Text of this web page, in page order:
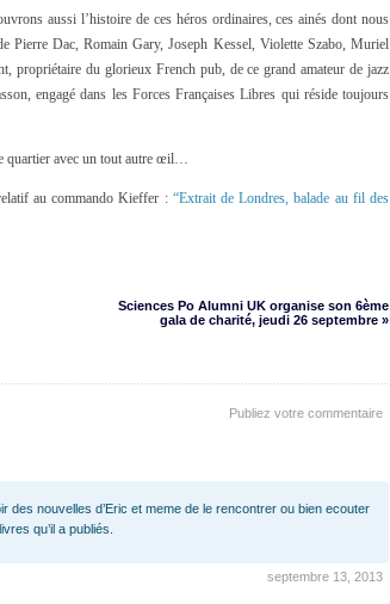
aussi l’histoire de ces héros ordinaires, ces ainés dont nous
Pierre Dac, Romain Gary, Joseph Kessel, Violette Szabo, Muriel
propriétaire du glorieux French pub, de ce grand amateur de jazz
engagé dans les Forces Françaises Libres qui réside toujours
quartier avec un tout autre œil…
au commando Kieffer : “Extrait de Londres, balade au fil des
Sciences Po Alumni UK organise son 6ème
gala de charité, jeudi 26 septembre »
Publiez votre commentaire
des nouvelles d’Eric et meme de le rencontrer ou bien ecouter
qu’il a publiés.
septembre 13, 2013